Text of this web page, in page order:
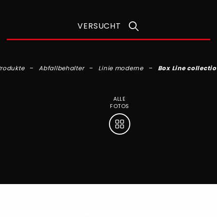
VERSUCHT
Abfallbehalter Linie moderne Box Line
ALLE
FOTOS